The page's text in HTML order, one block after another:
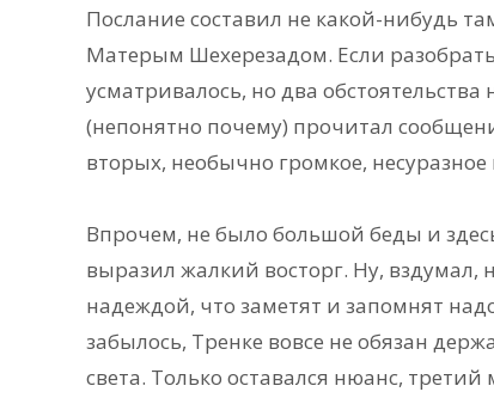
Послание составил не какой-нибудь
Матерым Шехерезадом. Если
усматривалось, но два
(непонятно почему) прочитал
вторых, необычно громкое,
Впрочем, не было большой беды и
выразил жалкий восторг. Ну, вздумал,
надеждой, что заметят и запомнят
забылось, Тренке вовсе не обязан
света. Только оставался нюанс,